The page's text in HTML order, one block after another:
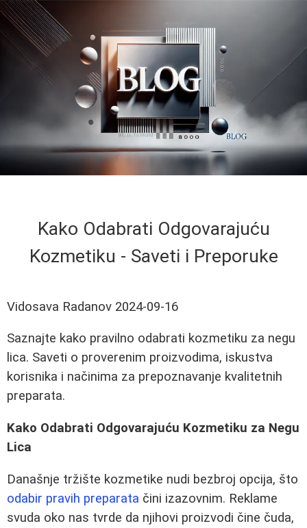
Kako Odabrati Odgovarajuću
Kozmetiku - Saveti i Preporuke
Vidosava Radanov 2024-09-16
Saznajte kako pravilno odabrati kozmetiku za negu
lica. Saveti o proverenim proizvodima, iskustva
korisnika i načinima za prepoznavanje kvalitetnih
preparata.
Kako Odabrati Odgovarajuću Kozmetiku za Negu
Lica
Današnje tržište kozmetike nudi bezbroj opcija, što
odabir pravih preparata čini izazovnim. Reklame
svuda oko nas tvrde da njihovi proizvodi čine čuda,